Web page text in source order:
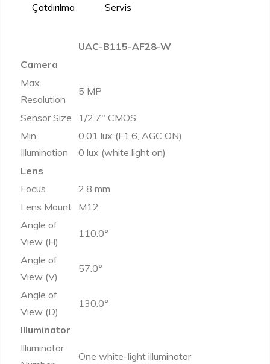
Çatdırılma Servis
UAC-B115-AF28-W
Camera
Max
Resolution
5 MP
Sensor Size
1/2.7" CMOS
Min.
Illumination
0.01 lux (F1.6, AGC ON)
0 lux (white light on)
Lens
Focus
2.8 mm
Lens Mount M12
Angle of
View (H)
110.0°
Angle of
View (V)
57.0°
Angle of
View (D)
130.0°
Illuminator
Illuminator
One white-light illuminator